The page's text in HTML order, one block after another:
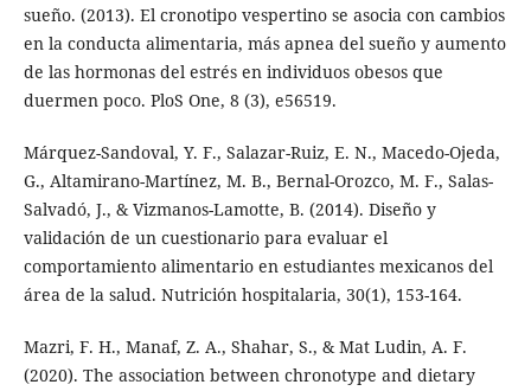
sueño. (2013). El cronotipo vespertino se asocia con cambios
en la conducta alimentaria, más apnea del sueño y aumento
de las hormonas del estrés en individuos obesos que
duermen poco. PloS One, 8 (3), e56519.
Márquez-Sandoval, Y. F., Salazar-Ruiz, E. N., Macedo-Ojeda,
G., Altamirano-Martínez, M. B., Bernal-Orozco, M. F., Salas-
Salvadó, J., & Vizmanos-Lamotte, B. (2014). Diseño y
validación de un cuestionario para evaluar el
comportamiento alimentario en estudiantes mexicanos del
área de la salud. Nutrición hospitalaria, 30(1), 153-164.
Mazri, F. H., Manaf, Z. A., Shahar, S., & Mat Ludin, A. F.
(2020). The association between chronotype and dietary